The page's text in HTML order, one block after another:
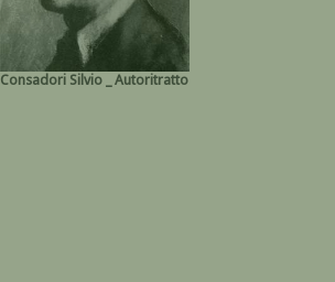
Consadori Silvio _ Autoritratto